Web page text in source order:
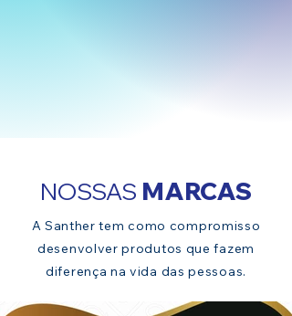
NOSSAS MARCAS
A Santher tem como compromisso
desenvolver produtos que fazem
diferença na vida das pessoas.